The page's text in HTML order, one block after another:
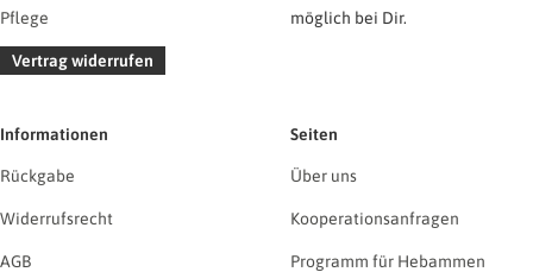
Pflege
Vertrag widerrufen
möglich bei Dir.
Informationen
Rückgabe
Widerrufsrecht
AGB
Seiten
Über uns
Kooperationsanfragen
Programm für Hebammen